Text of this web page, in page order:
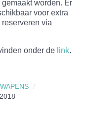
worden. Er
voor extra
via
onder de link.